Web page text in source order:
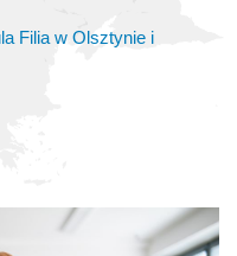
Filia w Olsztynie i